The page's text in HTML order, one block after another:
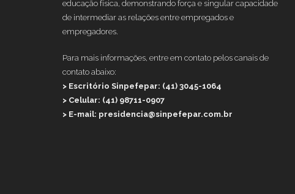
educação física, demonstrando força e singular capacidade
de intermediar as relações entre empregados e
empregadores.
Para mais informações, entre em contato pelos canais de
contato abaixo:
> Escritório Sinpefepar: (41) 3045-1064
> Celular: (41) 98711-0907
> E-mail: presidencia@sinpefepar.com.br